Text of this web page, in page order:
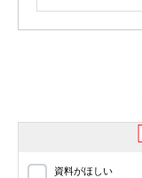
資料がほしい